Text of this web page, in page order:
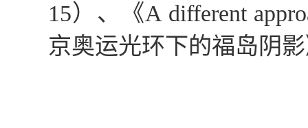
15）、《A different
京奥运光环下的福岛阴